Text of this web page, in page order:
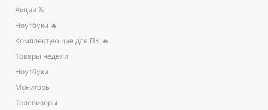
Акции %
Ноутбуки 🔥
Комплектующие для ПК 🔥
Товары недели
Ноутбуки
Мониторы
Телевизоры